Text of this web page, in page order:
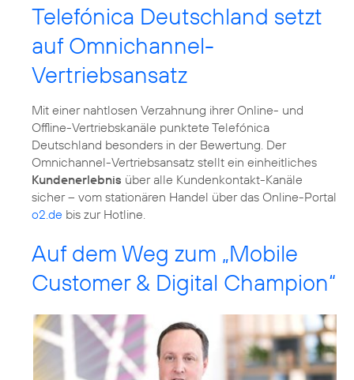
Telefónica Deutschland setzt
auf Omnichannel-
Vertriebsansatz
Mit einer nahtlosen Verzahnung ihrer Online- und
Offline-Vertriebskanäle punktete Telefónica
Deutschland besonders in der Bewertung. Der
Omnichannel-Vertriebsansatz stellt ein einheitliches
Kundenerlebnis über alle Kundenkontakt-Kanäle
sicher – vom stationären Handel über das Online-Portal
o2.de bis zur Hotline.
Auf dem Weg zum „Mobile
Customer & Digital Champion“